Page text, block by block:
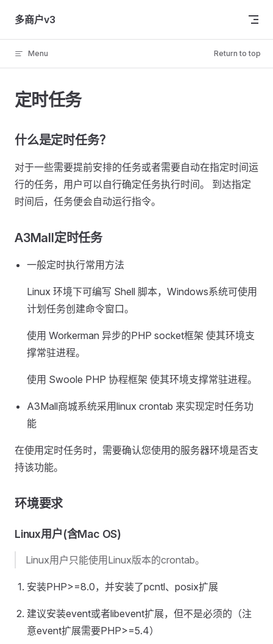
Skip to content
多商户v3
Menu Return to top
定时任务
什么是定时任务？
对于一些需要提前安排的任务或者需要自动在指定时间运
行的任务，用户可以自行确定任务执行时间。 到达指定
时间后，任务便会自动运行指令。
A3Mall定时任务
一般定时执行常用方法
Linux 环境下可编写 Shell 脚本，Windows系统可使用
计划任务创建命令窗口。
使用 Workerman 异步的PHP socket框架 使其环境支
撑常驻进程。
使用 Swoole PHP 协程框架 使其环境支撑常驻进程。
A3Mall商城系统采用linux crontab 来实现定时任务功
能
在使用定时任务时，需要确认您使用的服务器环境是否支
持该功能。
环境要求
Linux用户(含Mac OS)
Linux用户只能使用Linux版本的crontab。
安装PHP>=8.0，并安装了pcntl、posix扩展
建议安装event或者libevent扩展，但不是必须的（注
意event扩展需要PHP>=5.4）